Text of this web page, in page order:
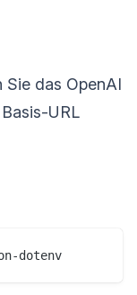
Sie das OpenAI
URL